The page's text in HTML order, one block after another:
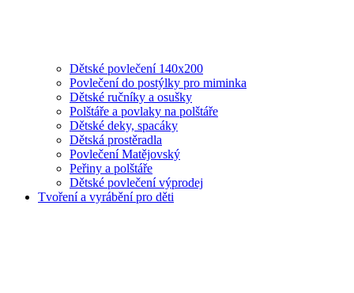
Dětské povlečení 140x200
Povlečení do postýlky pro miminka
Dětské ručníky a osušky
Polštáře a povlaky na polštáře
Dětské deky, spacáky
Dětská prostěradla
Povlečení Matějovský
Peřiny a polštáře
Dětské povlečení výprodej
Tvoření a vyrábění pro děti